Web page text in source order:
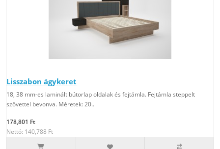
Lisszabon ágykeret
18, 38 mm-es laminált bútorlap oldalak és fejtámla. Fejtámla steppelt
szövettel bevonva. Méretek: 20..
178,801 Ft
Nettó: 140,788 Ft